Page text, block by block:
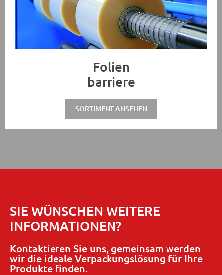
Folien
barriere
SORTIMENT ANSEHEN
SIE WÜNSCHEN WEITERE
INFORMATIONEN?
Kontaktieren Sie uns, gemeinsam werden
wir die ideale Verpackungslösung für Ihre
Produkte finden.